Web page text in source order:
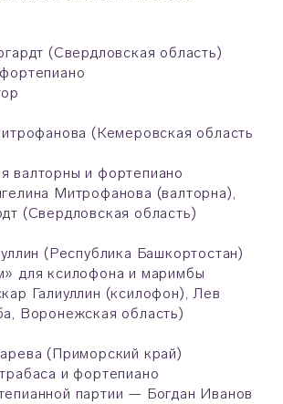
(Свердловская область)
(Кемеровская область
валторны и фортепиано
Митрофанова (валторна),
(Свердловская область)
(Республика Башкортостан)
для ксилофона и маримбы
Галиуллин (ксилофон), Лев
Воронежская область)
(Приморский край)
и фортепиано
партии — Богдан Иванов